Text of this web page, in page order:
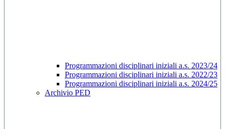
Programmazioni disciplinari iniziali a.s. 2023/24
Programmazioni disciplinari iniziali a.s. 2022/23
Programmazioni disciplinari iniziali a.s. 2024/25
Archivio PED